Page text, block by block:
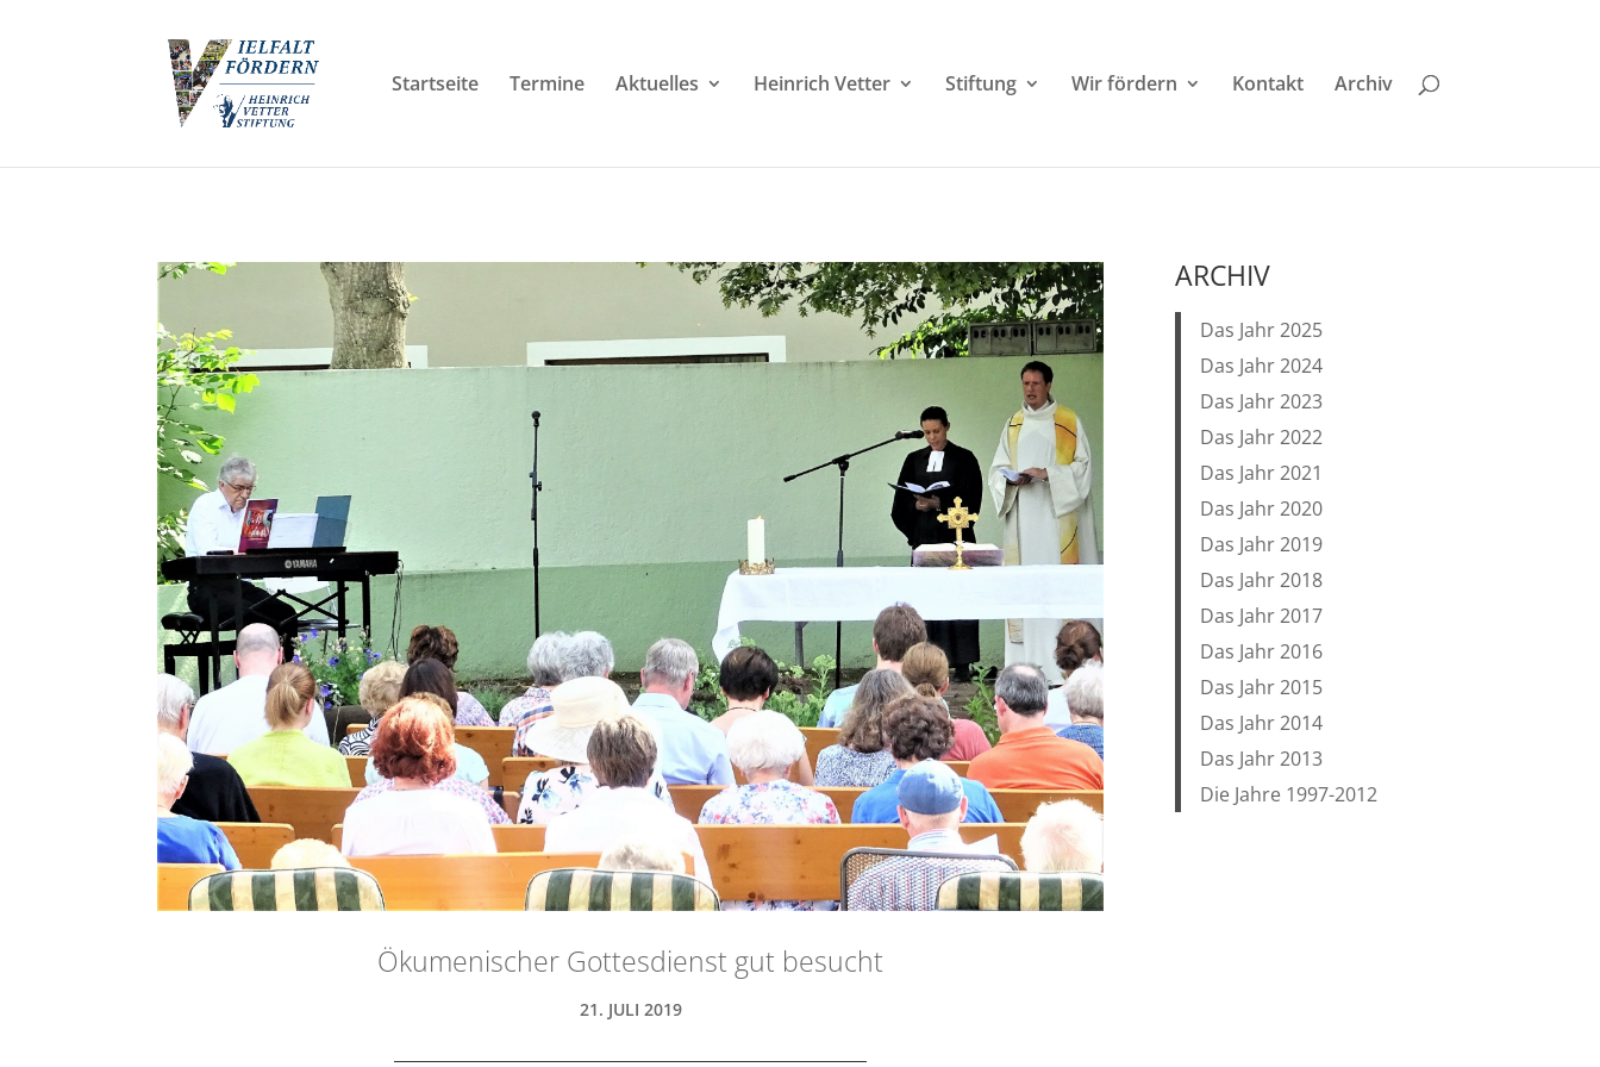
Startseite Termine Aktuelles Heinrich Vetter Stiftung Wir fördern Kontakt Archiv
Ökumenischer Gottesdienst gut besucht
21. JULI 2019
ARCHIV
Das Jahr 2025
Das Jahr 2024
Das Jahr 2023
Das Jahr 2022
Das Jahr 2021
Das Jahr 2020
Das Jahr 2019
Das Jahr 2018
Das Jahr 2017
Das Jahr 2016
Das Jahr 2015
Das Jahr 2014
Das Jahr 2013
Die Jahre 1997-2012